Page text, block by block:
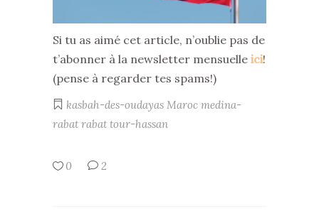
Si tu as aimé cet article, n’oublie pas de
t’abonner à la newsletter mensuelle ici!
(pense à regarder tes spams!)
kasbah-des-oudayas Maroc medina-
rabat rabat tour-hassan
0 2